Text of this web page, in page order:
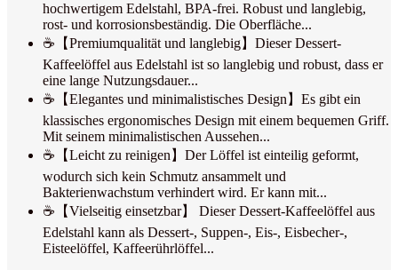
hochwertigem Edelstahl, BPA-frei. Robust und langlebig,
rost- und korrosionsbeständig. Die Oberfläche...
☕【Premiumqualität und langlebig】Dieser Dessert-
Kaffeelöffel aus Edelstahl ist so langlebig und robust, dass er
eine lange Nutzungsdauer...
☕【Elegantes und minimalistisches Design】Es gibt ein
klassisches ergonomisches Design mit einem bequemen Griff.
Mit seinem minimalistischen Aussehen...
☕【Leicht zu reinigen】Der Löffel ist einteilig geformt,
wodurch sich kein Schmutz ansammelt und
Bakterienwachstum verhindert wird. Er kann mit...
☕【Vielseitig einsetzbar】 Dieser Dessert-Kaffeelöffel aus
Edelstahl kann als Dessert-, Suppen-, Eis-, Eisbecher-,
Eisteelöffel, Kaffeerührlöffel...